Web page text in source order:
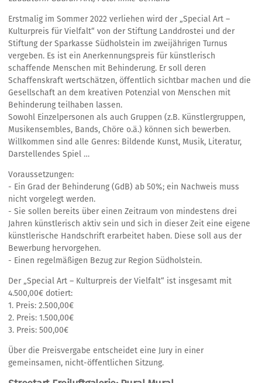
Erstmalig im Sommer 2022 verliehen wird der „Special Art –
Kulturpreis für Vielfalt“ von der Stiftung Landdrostei und der
Stiftung der Sparkasse Südholstein im zweijährigen Turnus
vergeben. Es ist ein Anerkennungspreis für künstlerisch
schaffende Menschen mit Behinderung. Er soll deren
Schaffenskraft wertschätzen, öffentlich sichtbar machen und die
Gesellschaft an dem kreativen Potenzial von Menschen mit
Behinderung teilhaben lassen.
Sowohl Einzelpersonen als auch Gruppen (z.B. Künstlergruppen,
Musikensembles, Bands, Chöre o.ä.) können sich bewerben.
Willkommen sind alle Genres: Bildende Kunst, Musik, Literatur,
Darstellendes Spiel …
Voraussetzungen:
- Ein Grad der Behinderung (GdB) ab 50%; ein Nachweis muss
nicht vorgelegt werden.
- Sie sollen bereits über einen Zeitraum von mindestens drei
Jahren künstlerisch aktiv sein und sich in dieser Zeit eine eigene
künstlerische Handschrift erarbeitet haben. Diese soll aus der
Bewerbung hervorgehen.
- Einen regelmäßigen Bezug zur Region Südholstein.
Der „Special Art – Kulturpreis der Vielfalt“ ist insgesamt mit
4.500,00€ dotiert:
1. Preis: 2.500,00€
2. Preis: 1.500,00€
3. Preis: 500,00€
Über die Preisvergabe entscheidet eine Jury in einer
gemeinsamen, nicht-öffentlichen Sitzung.